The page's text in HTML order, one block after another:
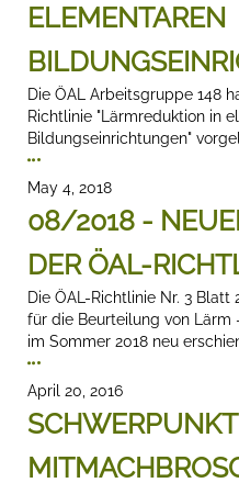
ELEMENTAREN
Die ÖAL Arbeitsgruppe 148
Richtlinie "Lärmreduktion in
Bildungseinrichtungen"
May 4, 2018
08/2018 -
DER ÖAL-
Die ÖAL-Richtlinie Nr. 3
für die Beurteilung von
im Sommer 2018 neu
April 20, 2016
SCHWERPUNKT